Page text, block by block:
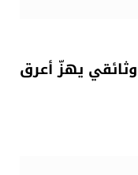
يهزّ أعرق